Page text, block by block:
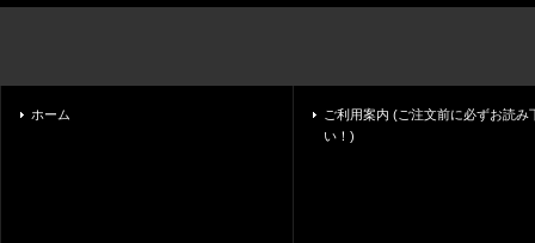
ホーム
ご利用案内 (ご注文前に必ずお読み
い！)